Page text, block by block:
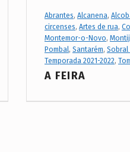
Project Category:
Abrantes, Alcanena,
circenses, Artes de rua,
Montemor-o-Novo,
Pombal, Santarém, Sobral
Temporada 2021-2022,
A FEIRA